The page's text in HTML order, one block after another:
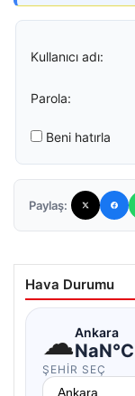
Kullanıcı adı:
Parola:
Beni hatırla
Paylaş:
Hava Durumu
☁Ankara
NaN°C
ŞEHIR SEÇ